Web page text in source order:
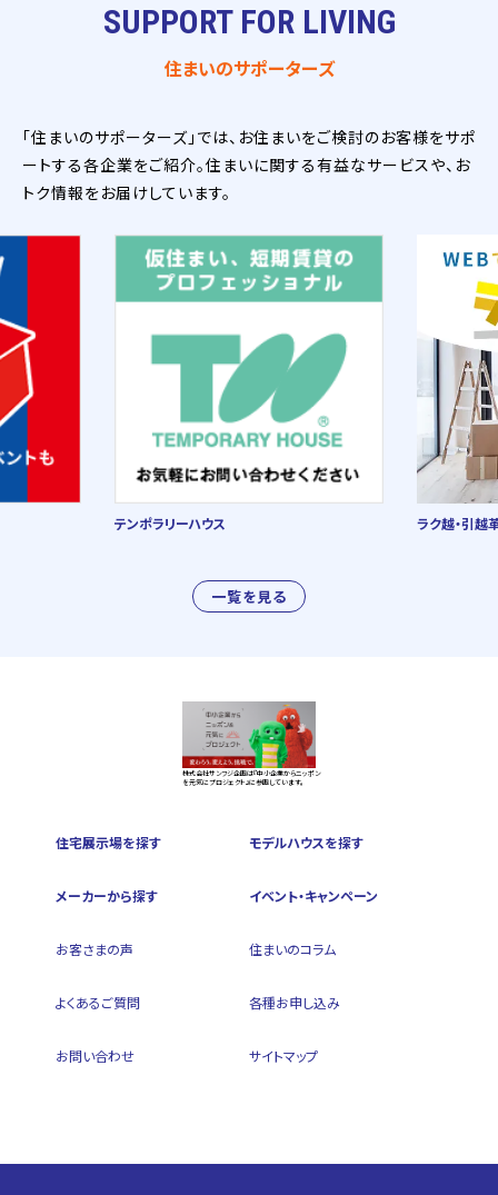
SUPPORT FOR LIVING
住まいのサポーターズ
「住まいのサポーターズ」では、お住まいをご検討のお客様をサポ
ートする各企業をご紹介。住まいに関する有益なサービスや、お
トク情報をお届けしています。
一覧を見る
テンポラリーハウス ラク越・引越
株式会社サンフジ企画は『中小企業からニッポン
を元気にプロジェクト』に参画しています。
住宅展示場を探す モデルハウスを探す
メーカーから探す イベント・キャンペーン
お客さまの声 住まいのコラム
よくあるご質問 各種お申し込み
お問い合わせ サイトマップ